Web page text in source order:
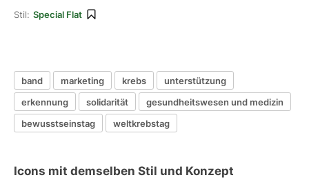
Stil: Special Flat
band marketing krebs
unterstützung
erkennung
solidarität
gesundheitswesen und medizin
bewusstseinstag
weltkrebstag
Icons mit demselben Stil und Konzept